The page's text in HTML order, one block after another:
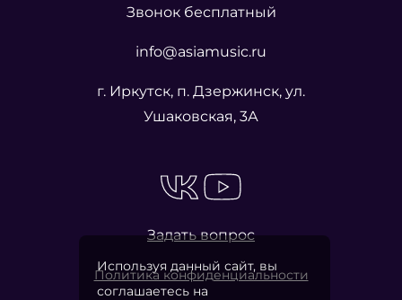
Звонок бесплатный
info@asiamusic.ru
г. Иркутск, п. Дзержинск, ул.
Ушаковская, 3А
Задать вопрос
Политика конфиденциальности
Используя данный сайт, вы
соглашаетесь на